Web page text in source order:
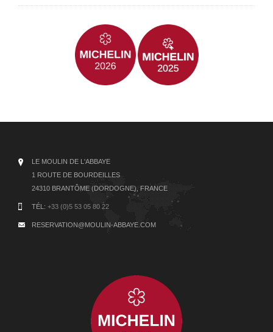
LE MOULIN DE L'ABBAYE
1 ROUTE DE BOURDEILLES
24310 BRANTÔME (DORDOGNE), FRANCE
TÉL: +33 (0)5 53 05 80 22
RESERVATION@MOULIN-ABBAYE.COM